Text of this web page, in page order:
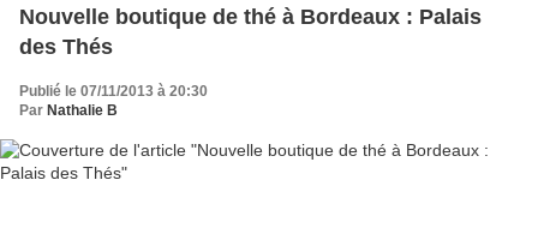
Nouvelle boutique de thé à Bordeaux : Palais
des Thés
Publié le 07/11/2013 à 20:30
Par Nathalie B